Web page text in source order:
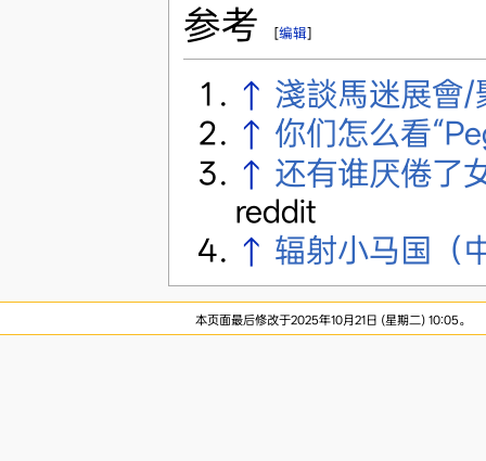
参考 [编辑]
↑ 淺談馬迷展會
↑ 你们怎么看
↑ 还有谁厌倦了
reddit
↑ 辐射小马国（
本页面最后修改于2025年10月21日 (星期二) 10:05。